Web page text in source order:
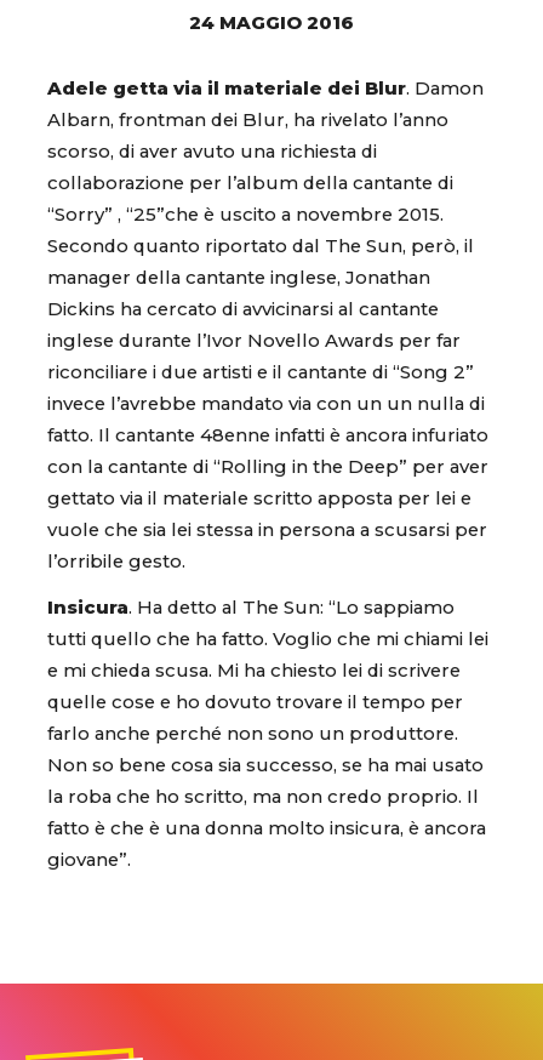
24 MAGGIO 2016
Adele getta via il materiale dei Blur. Damon
Albarn, frontman dei Blur, ha rivelato l’anno
scorso, di aver avuto una richiesta di
collaborazione per l’album della cantante di
“Sorry” , “25”che è uscito a novembre 2015.
Secondo quanto riportato dal The Sun, però, il
manager della cantante inglese, Jonathan
Dickins ha cercato di avvicinarsi al cantante
inglese durante l’Ivor Novello Awards per far
riconciliare i due artisti e il cantante di “Song 2”
invece l’avrebbe mandato via con un un nulla di
fatto. Il cantante 48enne infatti è ancora infuriato
con la cantante di “Rolling in the Deep” per aver
gettato via il materiale scritto apposta per lei e
vuole che sia lei stessa in persona a scusarsi per
l’orribile gesto.
Insicura. Ha detto al The Sun: “Lo sappiamo
tutti quello che ha fatto. Voglio che mi chiami lei
e mi chieda scusa. Mi ha chiesto lei di scrivere
quelle cose e ho dovuto trovare il tempo per
farlo anche perché non sono un produttore.
Non so bene cosa sia successo, se ha mai usato
la roba che ho scritto, ma non credo proprio. Il
fatto è che è una donna molto insicura, è ancora
giovane”.